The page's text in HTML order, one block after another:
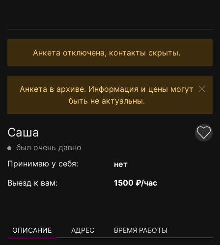
Анкета отключена, контакты скрыты.
Анкета в архиве. Информация и цены могут
быть не актуальны.
Саша
был очень давно
Принимаю у себя:
нет
Выезд к вам:
1500 ₽/час
ОПИСАНИЕ АДРЕС ВРЕМЯ РАБОТЫ